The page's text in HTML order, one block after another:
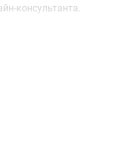
консультанта.